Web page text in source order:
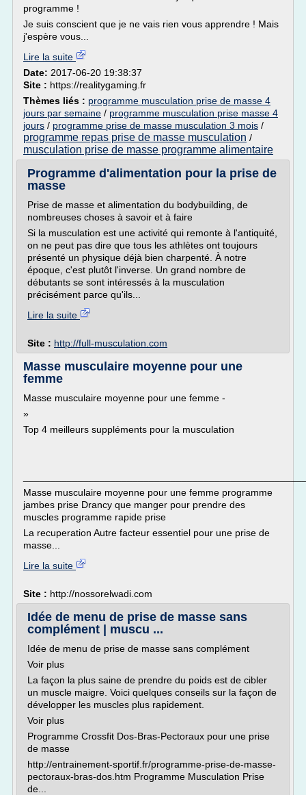
programme !
Je suis conscient que je ne vais rien vous apprendre ! Mais
j'espère vous...
Lire la suite
Date: 2017-06-20 19:38:37
Site : https://realitygaming.fr
Thèmes liés : programme musculation prise de masse 4
jours par semaine / programme musculation prise masse 4
jours / programme prise de masse musculation 3 mois /
programme repas prise de masse musculation /
musculation prise de masse programme alimentaire
Programme d'alimentation pour la prise de
masse
Prise de masse et alimentation du bodybuilding, de
nombreuses choses à savoir et à faire
Si la musculation est une activité qui remonte à l'antiquité,
on ne peut pas dire que tous les athlètes ont toujours
présenté un physique déjà bien charpenté. À notre
époque, c'est plutôt l'inverse. Un grand nombre de
débutants se sont intéressés à la musculation
précisément parce qu'ils...
Lire la suite
Site : http://full-musculation.com
Masse musculaire moyenne pour une
femme
Masse musculaire moyenne pour une femme -
»
Top 4 meilleurs suppléments pour la musculation
Masse musculaire moyenne pour une femme programme
jambes prise Drancy que manger pour prendre des
muscles programme rapide prise
La recuperation Autre facteur essentiel pour une prise de
masse...
Lire la suite
Site : http://nossorelwadi.com
Idée de menu de prise de masse sans
complément | muscu ...
Idée de menu de prise de masse sans complément
Voir plus
La façon la plus saine de prendre du poids est de cibler
un muscle maigre. Voici quelques conseils sur la façon de
développer les muscles plus rapidement.
Voir plus
Programme Crossfit Dos-Bras-Pectoraux pour une prise
de masse
http://entrainement-sportif.fr/programme-prise-de-masse-
pectoraux-bras-dos.htm Programme Musculation Prise
de...